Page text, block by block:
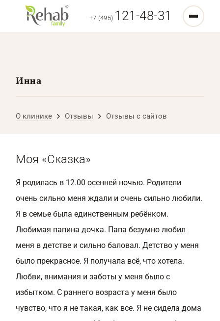
+7 (495) 121-48-31
Инна
О клинике Отзывы Отзывы с сайтов
Моя «Сказка»
Я родилась в 12.00 осенней ночью. Родители
очень сильно меня ждали и очень сильно любили.
Я в семье была единственным ребёнком.
Любимая папина дочка. Папа безумно любил
меня в детстве и сильно баловал. Детство у меня
было прекрасное. Я получала всё, что хотела.
Любви, внимания и заботы у меня было с
избытком. С раннего возраста у меня было
чувство, что я не такая, как все. Я не сидела дома